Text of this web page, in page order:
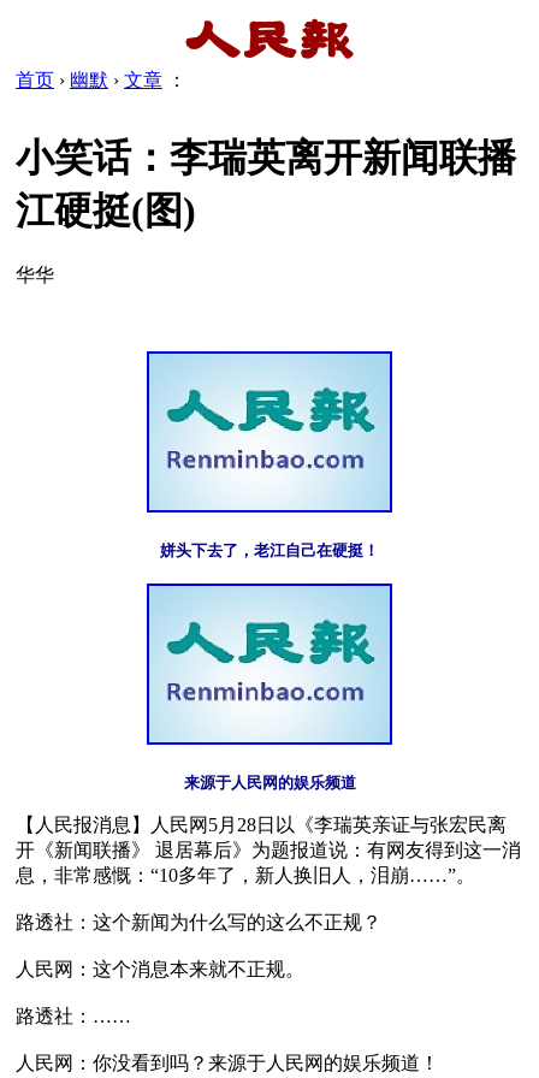
首页 › 幽默 › 文章 ：
小笑话：李瑞英离开新闻联播
江硬挺(图)
华华
姘头下去了，老江自己在硬挺！
来源于人民网的娱乐频道
【人民报消息】人民网5月28日以《李瑞英亲证与张宏民离
开《新闻联播》 退居幕后》为题报道说：有网友得到这一消
息，非常感慨：“10多年了，新人换旧人，泪崩……”。
路透社：这个新闻为什么写的这么不正规？
人民网：这个消息本来就不正规。
路透社：……
人民网：你没看到吗？来源于人民网的娱乐频道！